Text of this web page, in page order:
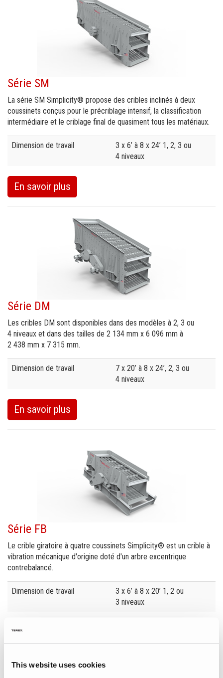
This website uses cookies
Série SM
La série SM Simplicity® propose des cribles inclinés à deux
coussinets conçus pour le précriblage intensif, la classification
intermédiaire et le criblage final de quasiment tous les matériaux.
Specification Value
Dimension de travail
3 x 6’ à 8 x 24’ 1, 2, 3 ou
4 niveaux
En savoir plus
Série DM
Les cribles DM sont disponibles dans des modèles à 2, 3 ou
4 niveaux et dans des tailles de 2 134 mm x 6 096 mm à
2 438 mm x 7 315 mm.
Specification Value
Dimension de travail
7 x 20’ à 8 x 24’, 2, 3 ou
4 niveaux
En savoir plus
Série FB
Le crible giratoire à quatre coussinets Simplicity® est un crible à
vibration mécanique d'origine doté d'un arbre excentrique
contrebalancé.
Specification Value
Dimension de travail
3 x 6’ à 8 x 20’ 1, 2 ou
3 niveaux
En savoir plus